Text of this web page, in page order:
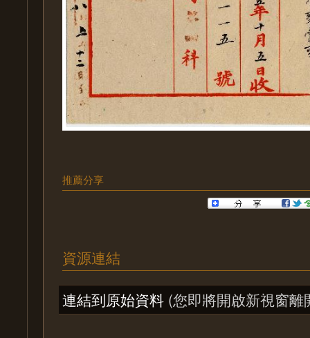
推薦分享
資源連結
連結到原始資料 (您即將開啟新視窗離